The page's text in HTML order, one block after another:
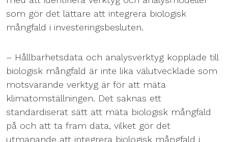
som gör det lättare att integrera biologisk
mångfald i investeringsbesluten.
– Hållbarhetsdata och analysverktyg kopplade till
biologisk mångfald är inte lika välutvecklade som
motsvarande verktyg är för att mäta
klimatomställningen. Det saknas ett
standardiserat sätt att mäta biologisk mångfald
på och att ta fram data, vilket gör det
utmanande att integrera biologisk mångfald i